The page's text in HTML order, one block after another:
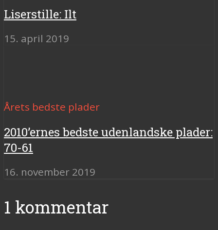
Liserstille: Ilt
15. april 2019
Årets bedste plader
2010’ernes bedste udenlandske plader:
70-61
16. november 2019
1 kommentar